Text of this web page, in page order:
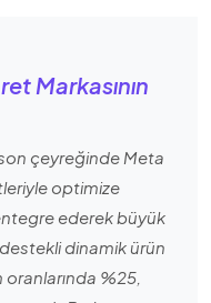
Markasının
çeyreğinde Meta
optimize
ederek büyük
dinamik ürün
%25,